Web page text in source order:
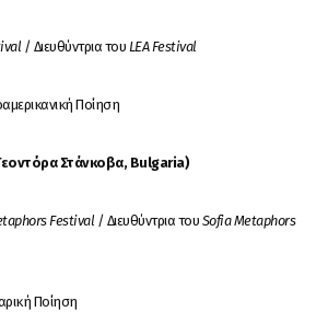
/ Διευθύντρια του LEA Festival
Ποίηση
Στάνκοβα, Bulgaria)
Festival/ Διευθύντρια του Sofia Metaphors
Ποίηση